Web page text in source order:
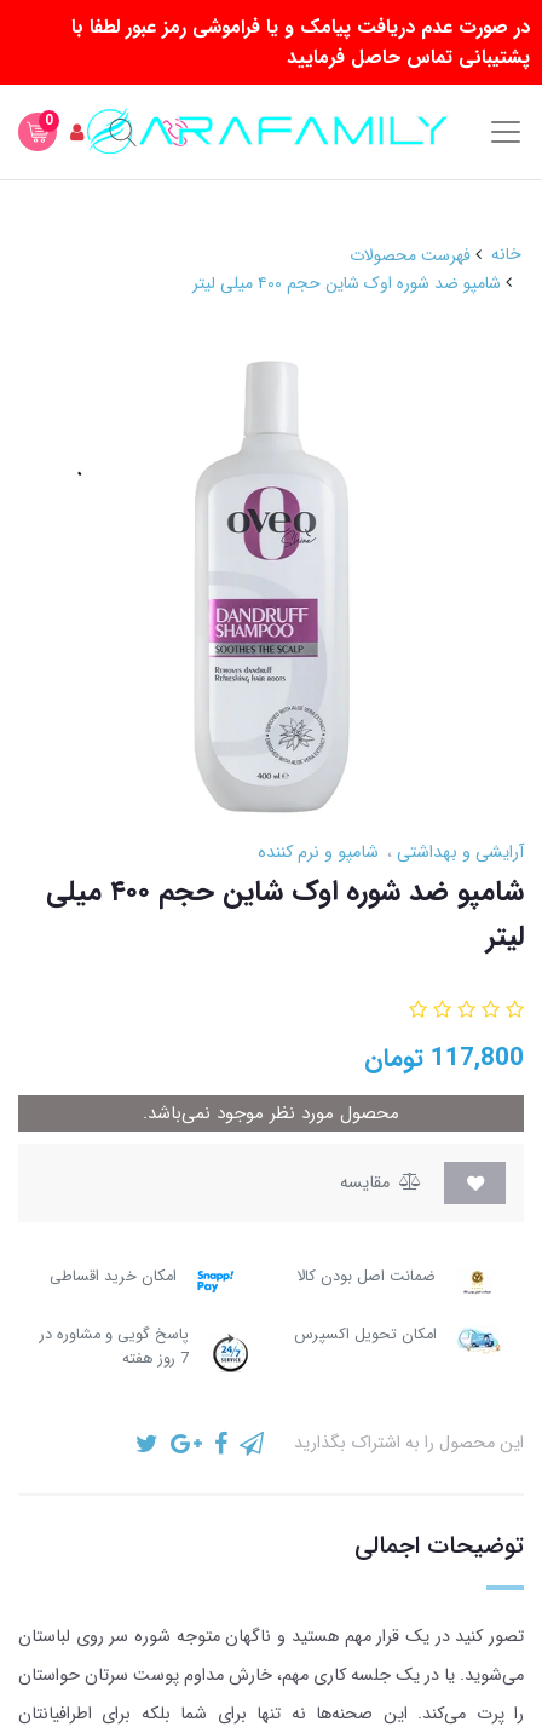
در صورت عدم دریافت پیامک و یا فراموشی رمز عبور لطفا با
پشتیبانی تماس حاصل فرمایید
0
خانه
فهرست محصولات
شامپو ضد شوره اوک شاین حجم ۴۰۰ میلی لیتر
آرایشی و بهداشتی شامپو و نرم کننده
شامپو ضد شوره اوک شاین حجم ۴۰۰ میلی
لیتر
117,800 تومان
محصول مورد نظر موجود نمی‌باشد.
مقایسه
ضمانت اصل بودن کالا امکان خرید اقساطی
امکان تحویل اکسپرس
پاسخ گویی و مشاوره در
7 روز هفته
این محصول را به اشتراک بگذارید
توضیحات اجمالی
تصور کنید در یک قرار مهم هستید و ناگهان متوجه شوره سر روی لباستان
می‌شوید. یا در یک جلسه کاری مهم، خارش مداوم پوست سرتان حواستان
را پرت می‌کند. این صحنه‌ها نه تنها برای شما بلکه برای اطرافیانتان